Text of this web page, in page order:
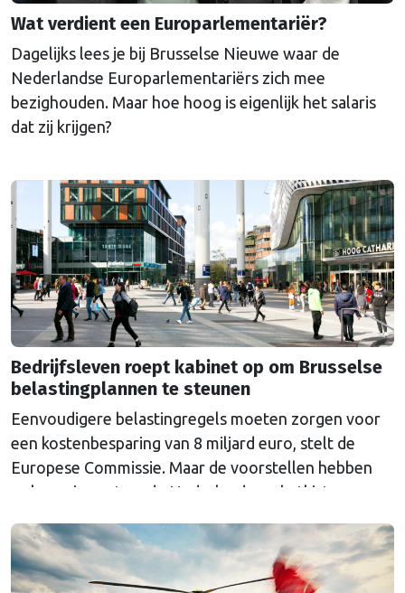
Wat verdient een Europarlementariër?
Dagelijks lees je bij Brusselse Nieuwe waar de
Nederlandse Europarlementariërs zich mee
bezighouden. Maar hoe hoog is eigenlijk het salaris
dat zij krijgen?
Bedrijfsleven roept kabinet op om Brusselse
belastingplannen te steunen
Eenvoudigere belastingregels moeten zorgen voor
een kostenbesparing van 8 miljard euro, stelt de
Europese Commissie. Maar de voorstellen hebben
ook een impact op de Nederlandse schatkist.